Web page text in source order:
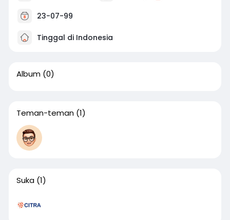
23-07-99
Tinggal di Indonesia
Album (0)
Teman-teman (1)
Suka (1)